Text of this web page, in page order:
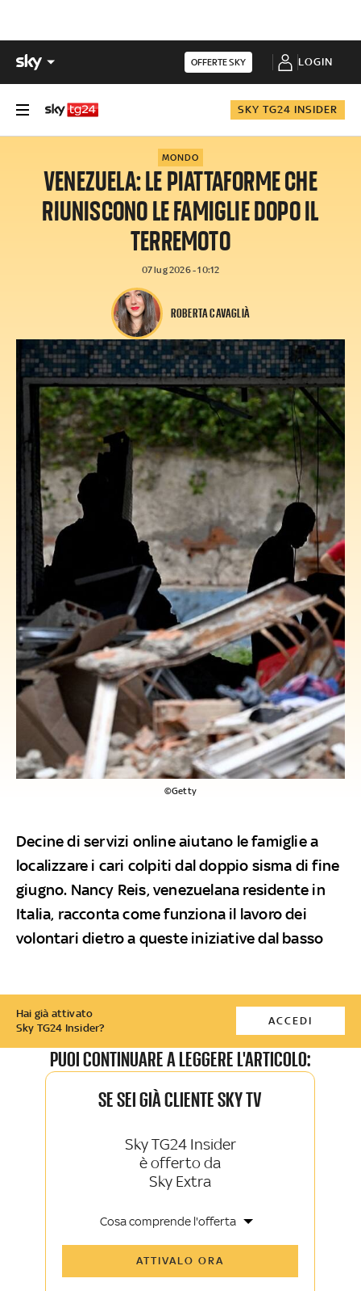
OFFERTE SKY LOGIN
SKY TG24 INSIDER
MONDO
VENEZUELA: LE PIATTAFORME CHE
RIUNISCONO LE FAMIGLIE DOPO IL
TERREMOTO
07 lug 2026 - 10:12
ROBERTA CAVAGLIÀ
©Getty
Decine di servizi online aiutano le famiglie a
localizzare i cari colpiti dal doppio sisma di fine
giugno. Nancy Reis, venezuelana residente in
Italia, racconta come funziona il lavoro dei
volontari dietro a queste iniziative dal basso
Hai già attivato
Sky TG24 Insider?
ACCEDI
PUOI CONTINUARE A LEGGERE L'ARTICOLO:
SE SEI GIÀ CLIENTE SKY TV
Sky TG24 Insider
è offerto da
Sky Extra
Cosa comprende l'offerta
Sky Sport Insider
ATTIVALO ORA